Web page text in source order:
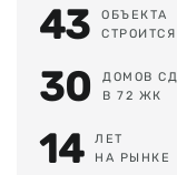
43
ОБЪЕКТА
СТРОИТСЯ
30
ДОМОВ
В 72 ЖК
14
ЛЕТ
НА РЫНКЕ